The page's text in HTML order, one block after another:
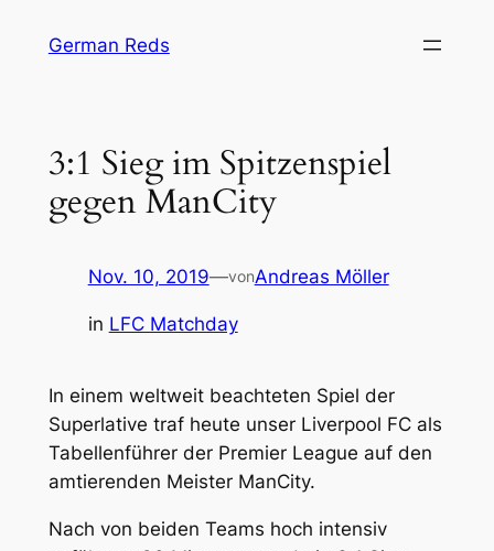
InhaltGerman Reds
3:1 Sieg im Spitzenspiel
gegen ManCity
Nov. 10, 2019—vonAndreas Möller
in LFC Matchday
In einem weltweit beachteten Spiel der
Superlative traf heute unser Liverpool FC als
Tabellenführer der Premier League auf den
amtierenden Meister ManCity.
Nach von beiden Teams hoch intensiv